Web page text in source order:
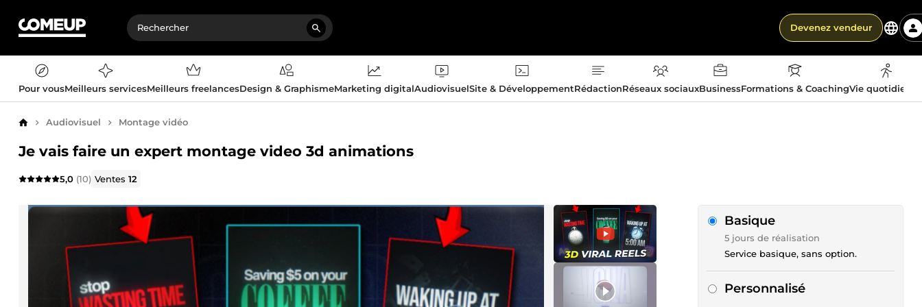
Devenez vendeur
Pour vousMeilleurs servicesMeilleurs freelancesDesign & GraphismeMarketing digitalAudiovisuelSite & DéveloppementRédactionRéseaux sociauxBusinessFormations & CoachingVie
AccueilAudiovisuel Montage vidéo
Je vais faire un expert montage video 3d animations
5,0 (10) Ventes12
Basique
5 jours de réalisation
Service basique, sans option.
Personnalisé